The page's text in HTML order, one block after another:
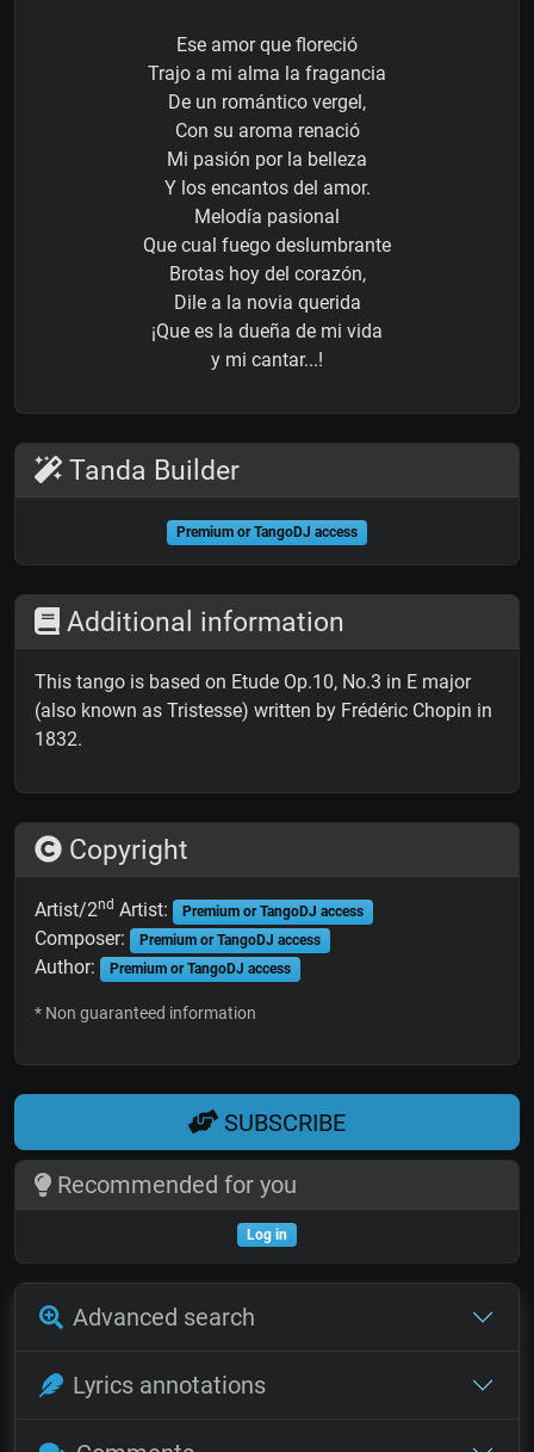
Ese amor que floreció
Trajo a mi alma la fragancia
De un romántico vergel,
Con su aroma renació
Mi pasión por la belleza
Y los encantos del amor.
Melodía pasional
Que cual fuego deslumbrante
Brotas hoy del corazón,
Dile a la novia querida
¡Que es la dueña de mi vida
y mi cantar...!
Tanda Builder
Premium or TangoDJ access
Additional information
This tango is based on Etude Op.10, No.3 in E major
(also known as Tristesse) written by Frédéric Chopin in
1832.
Copyright
Artist/2nd Artist: Premium or TangoDJ access
Composer: Premium or TangoDJ access
Author: Premium or TangoDJ access
* Non guaranteed information
SUBSCRIBE
Recommended for you
Log in
Advanced search
Lyrics annotations